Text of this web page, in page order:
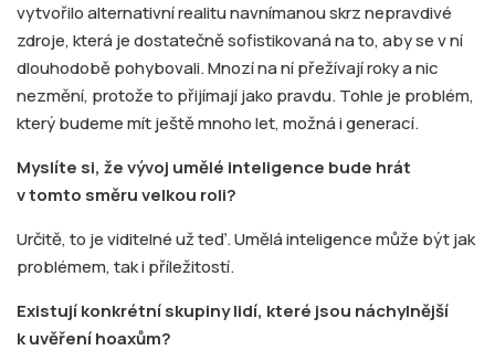
vytvořilo alternativní realitu navnímanou skrz nepravdivé
zdroje, která je dostatečně sofistikovaná na to, aby se v ní
dlouhodobě pohybovali. Mnozí na ní přežívají roky a nic
nezmění, protože to přijímají jako pravdu. Tohle je problém,
který budeme mít ještě mnoho let, možná i generací.
Myslíte si, že vývoj umělé inteligence bude hrát
v tomto směru velkou roli?
Určitě, to je viditelné už teď. Umělá inteligence může být jak
problémem, tak i příležitostí.
Existují konkrétní skupiny lidí, které jsou náchylnější
k uvěření hoaxům?